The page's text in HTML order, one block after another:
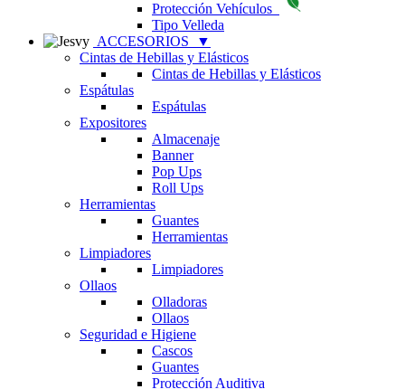
Protección Vehículos
Tipo Velleda
ACCESORIOS
▼
Cintas de Hebillas y Elásticos
Cintas de Hebillas y Elásticos
Espátulas
Espátulas
Expositores
Almacenaje
Banner
Pop Ups
Roll Ups
Herramientas
Guantes
Herramientas
Limpiadores
Limpiadores
Ollaos
Olladoras
Ollaos
Seguridad e Higiene
Cascos
Guantes
Protección Auditiva